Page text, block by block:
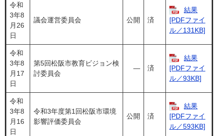
令和
3年8
月26
日
議会運営委員会 公開 済
結果
[PDFファイ
ル／131KB]
令和
3年8
月17
日
第5回松阪市教育ビジョン検
討委員会
― 済
結果
[PDFファイ
ル／93KB]
令和
3年8
月16
日
令和3年度第1回松阪市環境
影響評価委員会
公開 済
結果
[PDFファイ
ル／593KB]